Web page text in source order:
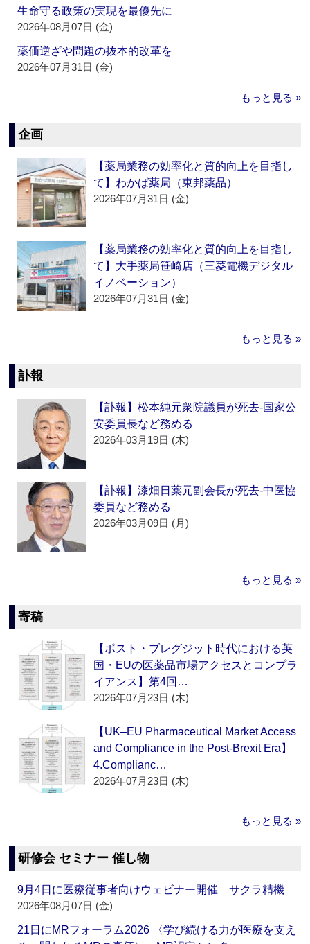
生命守る政策の実現を最優先に
2026年08月07日 (金)
薬価逆ざや問題の抜本的改革を
2026年07月31日 (金)
もっと見る »
企画
【薬局業務の効率化と質的向上を目指し
て】わかば薬局（東邦薬品）
2026年07月31日 (金)
【薬局業務の効率化と質的向上を目指し
て】大手薬局笹崎店（三菱電機デジタル
イノベーション）
2026年07月31日 (金)
もっと見る »
訃報
【訃報】松本純元衆院議員が死去‐国家公
安委員長など務める
2026年03月19日 (木)
【訃報】漆畑日薬元副会長が死去‐中医協
委員など務める
2026年03月09日 (月)
もっと見る »
寄稿
【ポスト・ブレグジット時代における英
国・EUの医薬品市場アクセスとコンプラ
イアンス】第4回…
2026年07月23日 (木)
【UK–EU Pharmaceutical Market Access
and Compliance in the Post-Brexit Era】
4.Complianc…
2026年07月23日 (木)
もっと見る »
研修会 セミナー 催し物
9月4日に医療従事者向けウェビナー開催 サクラ精機
2026年08月07日 (金)
21日にMRフォーラム2026 〈学び続ける力が医療を支え